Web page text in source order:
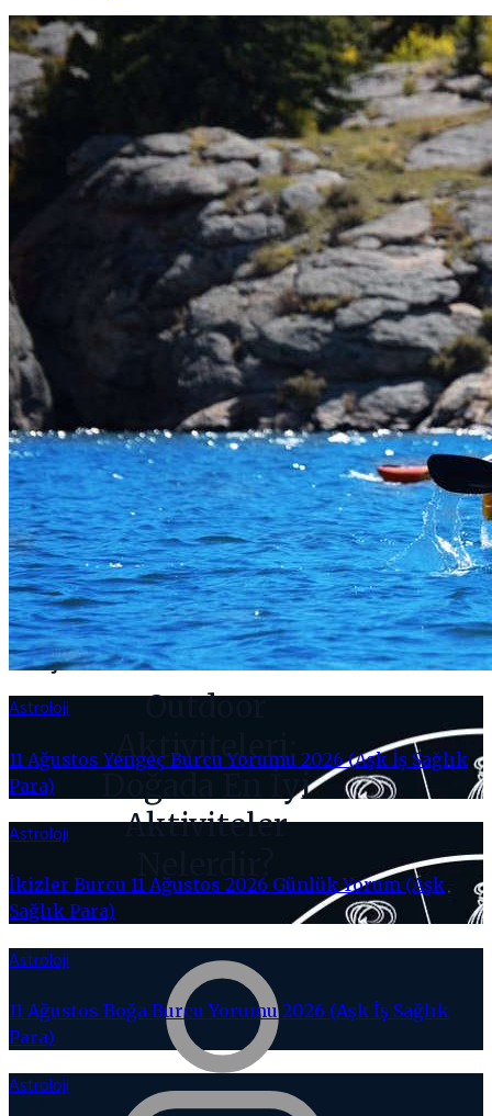
Aktiviteler
Outdoor
Aktiviteleri:
Doğada En İyi
Aktiviteler
KEŞFET
Astroloji
11 Ağustos Yengeç Burcu Yorumu 2026 (Aşk İş Sağlık
Para)
Astroloji
İkizler Burcu 11 Ağustos 2026 Günlük Yorum (Aşk
Sağlık Para)
Astroloji
11 Ağustos Boğa Burcu Yorumu 2026 (Aşk İş Sağlık
Para)
Astroloji